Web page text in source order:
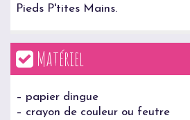
Pieds P'tites Mains.
Matériel
– papier dingue
– crayon de couleur ou feutre